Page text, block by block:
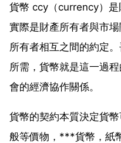
貨幣 ccy（currency）是
實際是財產所有者與市
所有者相互之間的約定
所需，貨幣就是這一過
會的經濟協作關係。
貨幣的契約本質決定貨
般等價物，***貨幣，紙